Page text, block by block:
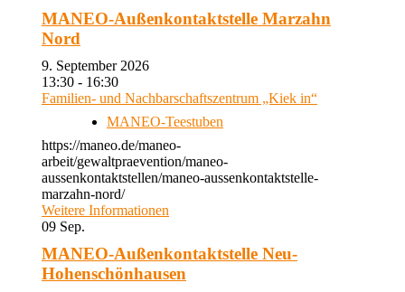
MANEO-Außenkontaktstelle Marzahn
Nord
9. September 2026
13:30 - 16:30
Familien- und Nachbarschaftszentrum „Kiek in“
MANEO-Teestuben
https://maneo.de/maneo-
arbeit/gewaltpraevention/maneo-
aussenkontaktstellen/maneo-aussenkontaktstelle-
marzahn-nord/
Weitere Informationen
09 Sep.
MANEO-Außenkontaktstelle Neu-
Hohenschönhausen